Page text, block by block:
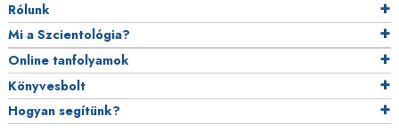
Rólunk
Mi a Szcientológia?
Online tanfolyamok
Könyvesbolt
Hogyan segítünk?